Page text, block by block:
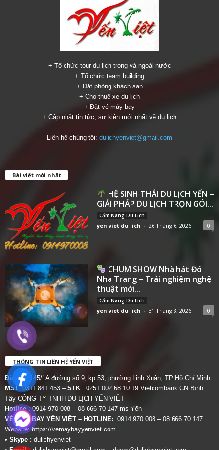
+ Tổ chức tour du lịch trong và ngoài nước
+ Tổ chức team building
+ Đặt phòng khách sạn
+ Cho thuê xe du lịch
+ Đặt vé máy bay
+ Cập nhật tin tức, sự kiện mới nhất về du lịch
Liên hệ chúng tôi: dulichyenviet@gmail.com
Bài viết mới nhất
HỆ SINH THÁI DU LỊCH YẾN –
GIẢI PHÁP DU LỊCH TRỌN GÓI...
Cẩm Nang Du Lịch
yen viet du lich - 26 Tháng 6, 2026 0
CHUM SHOW Nhà hát Đó
Nha Trang – Trải nghiệm nghệ
thuật mới...
Cẩm Nang Du Lịch
yen viet du lich - 31 Tháng 3, 2026 0
THÔNG TIN LIÊN HỆ YẾN VIỆT
Địa chỉ: 145/1A đường số 9, kp 53, phường Linh Xuân, TP Hồ Chí Minh
MST: 0311 841 453 – STK : 0251 002 68 10 19 Vietcombank CN Bình
Tây-CÔNG TY TNHH DU LỊCH YẾN VIỆT
Hotline : 0914 970 008 – 08 666 70 147 ms Yến
VÉ MÁY BAY YẾN VIỆT – HOTLINE: 0914 970 008 – 08 666 70 147.
Website:https://vemaybayyenviet.com
• Skype : dulichyenviet